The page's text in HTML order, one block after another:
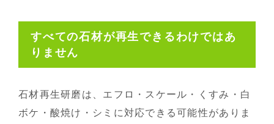
すべての石材が再生できるわけではあ
りません
石材再生研磨は、エフロ・スケール・くすみ・白
ボケ・酸焼け・シミに対応できる可能性がありま